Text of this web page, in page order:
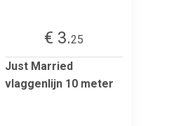
€ 3.25
Just Married
vlaggenlijn 10 meter